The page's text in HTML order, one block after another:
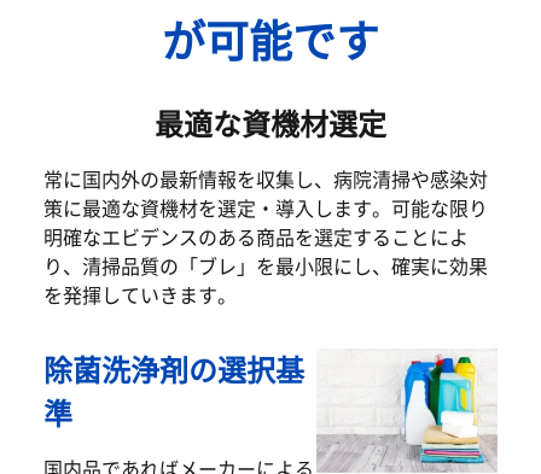
が可能です
最適な資機材選定
常に国内外の最新情報を収集し、病院清掃や感染対
策に最適な資機材を選定・導入します。可能な限り
明確なエビデンスのある商品を選定することによ
り、清掃品質の「ブレ」を最小限にし、確実に効果
を発揮していきます。
除菌洗浄剤の選択基
準
国内品であればメーカーによる